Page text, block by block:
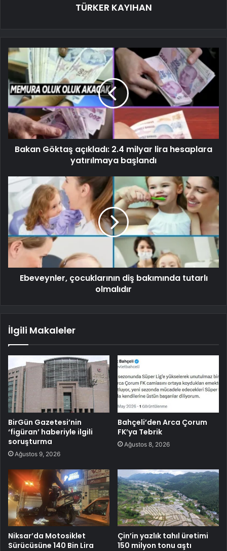
TÜRKER KAYIHAN
Bakan Göktaş açıkladı: 2.4 milyar lira hesaplara
yatırılmaya başlandı
Ebeveynler, çocuklarının diş bakımında tutarlı
olmalıdır
İlgili Makaleler
BirGün Gazetesi’nin
‘figüran’ haberiyle ilgili
soruşturma
Ağustos 9, 2026
Bahçeli’den Arca Çorum
FK’ya Tebrik
Ağustos 8, 2026
Niksar’da Motosiklet
Sürücüsüne 140 Bin Lira
Çin’in yazlık tahıl üretimi
150 milyon tonu aştı